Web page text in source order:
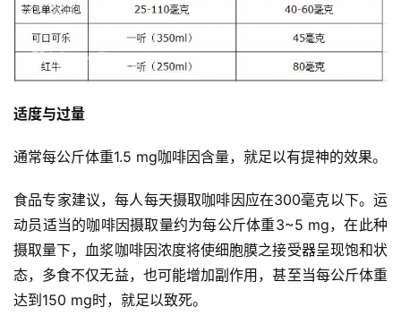
精
运
动
集
适度与过量
通常每公斤体重1.5 mg咖啡因含量，就足以有提神的效果。
食品专家建议，每人每天摄取咖啡因应在300毫克以下。运
动员适当的咖啡因摄取量约为每公斤体重3~5 mg，在此种
摄取量下，血浆咖啡因浓度将使细胞膜之接受器呈现饱和状
态，多食不仅无益，也可能增加副作用，甚至当每公斤体重
达到150 mg时，就足以致死。